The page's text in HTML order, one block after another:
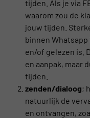
tijden. Als je via
waarom zou de
jouw tijden.
binnen
en/of gelezen is.
en aanpak, maar
tijden.
zenden/dialoog;
natuurlijk de
en ontvangen,